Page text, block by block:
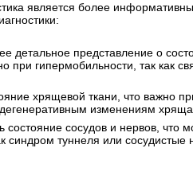
является более
детальное представление о
при гипермобильности, так как
хрящевой ткани, что важно
изменениям хряща.
состояние сосудов и нервов,
синдром туннеля или сосудистые